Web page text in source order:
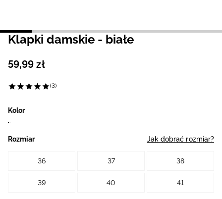
Klapki damskie - białe
59,99 zł
(3)
Kolor
Rozmiar Jak dobrać rozmiar?
36 37 38
39 40 41